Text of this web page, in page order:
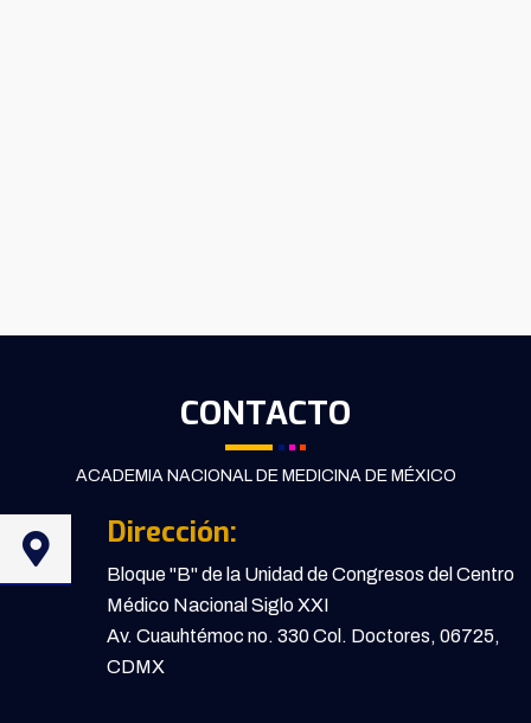
CONTACTO
ACADEMIA NACIONAL DE MEDICINA DE MÉXICO
Dirección:
Bloque "B" de la Unidad de Congresos del Centro
Médico Nacional Siglo XXI
Av. Cuauhtémoc no. 330 Col. Doctores, 06725,
CDMX